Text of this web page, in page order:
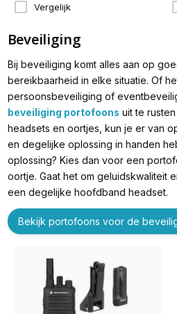
Vergelijk
Beveiliging
Bij beveiliging komt alles aan op
bereikbaarheid in elke situatie. Of
persoonsbeveiliging of
beveiliging portofoons uit te
headsets en oortjes, kun je er van
en degelijke oplossing in handen
oplossing? Kies dan voor een
oortje. Gaat het om geluidskwaliteit
een degelijke hoofdband headset.
Bekijk portofoons voor de